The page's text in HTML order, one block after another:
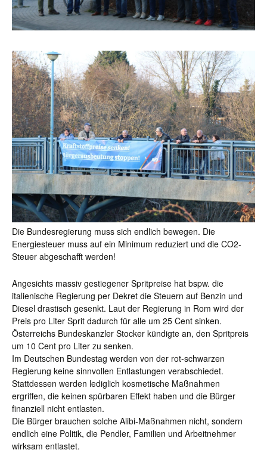
Die Bundesregierung muss sich endlich bewegen. Die
Energiesteuer muss auf ein Minimum reduziert und die CO2-
Steuer abgeschafft werden!
Angesichts massiv gestiegener Spritpreise hat bspw. die
italienische Regierung per Dekret die Steuern auf Benzin und
Diesel drastisch gesenkt. Laut der Regierung in Rom wird der
Preis pro Liter Sprit dadurch für alle um 25 Cent sinken.
Österreichs Bundeskanzler Stocker kündigte an, den Spritpreis
um 10 Cent pro Liter zu senken.
Im Deutschen Bundestag werden von der rot-schwarzen
Regierung keine sinnvollen Entlastungen verabschiedet.
Stattdessen werden lediglich kosmetische Maßnahmen
ergriffen, die keinen spürbaren Effekt haben und die Bürger
finanziell nicht entlasten.
Die Bürger brauchen solche Alibi-Maßnahmen nicht, sondern
endlich eine Politik, die Pendler, Familien und Arbeitnehmer
wirksam entlastet.